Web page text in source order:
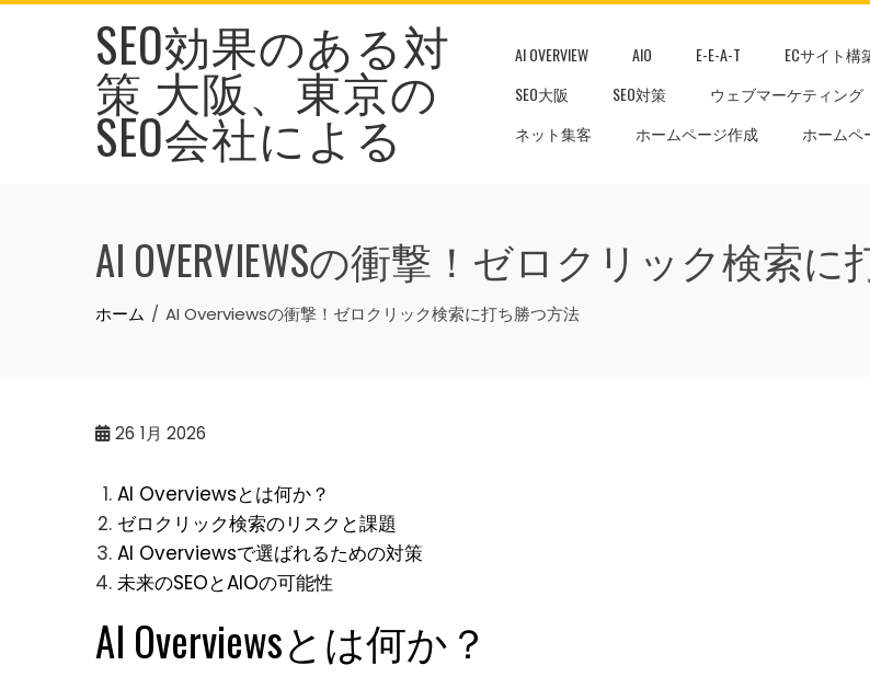
Skip
SEO効果のある対
策 大阪、東京の
SEO会社による
AI OVERVIEW AIO E-E-A-T ECサイト構
SEO大阪
SEO対策 ウェブマーケティング
ネット集客
ホームページ作成 ホームペ
AI OVERVIEWSの衝撃！ゼロクリック検索
ホーム AI Overviewsの衝撃！ゼロクリック検索に打ち勝つ方法
26 1月 2026
AI Overviewsとは何か？
ゼロクリック検索のリスクと課題
AI Overviewsで選ばれるための対策
未来のSEOとAIOの可能性
AI Overviewsとは何か？